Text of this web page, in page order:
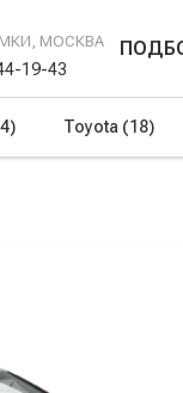
МОСКВА
19-43
Toyota (18)